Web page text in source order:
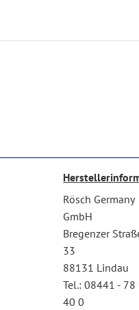
Rösch Germany
GmbH
Bregenzer
33
88131 Lindau
Tel.: 08441 - 78
40 0